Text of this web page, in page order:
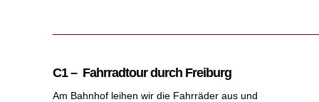
C1 – Fahrradtour durch Freiburg
Am Bahnhof leihen wir die Fahrräder aus und